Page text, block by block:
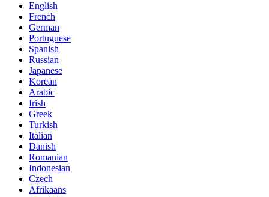
English
French
German
Portuguese
Spanish
Russian
Japanese
Korean
Arabic
Irish
Greek
Turkish
Italian
Danish
Romanian
Indonesian
Czech
Afrikaans